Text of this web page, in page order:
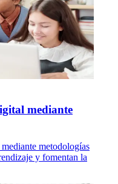
mediante
metodologías
y fomentan la